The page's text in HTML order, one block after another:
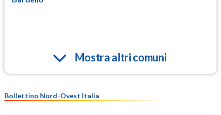
Mostra altri comuni
Bollettino Nord-Ovest Italia